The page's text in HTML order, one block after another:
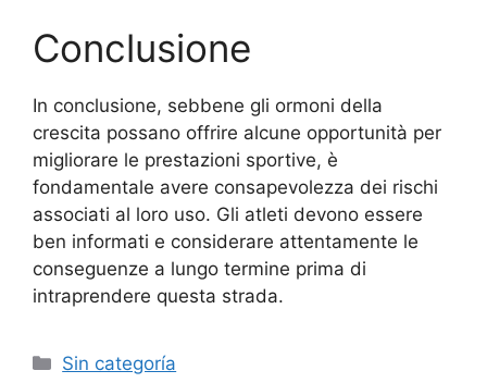
Conclusione
In conclusione, sebbene gli ormoni della
crescita possano offrire alcune opportunità per
migliorare le prestazioni sportive, è
fondamentale avere consapevolezza dei rischi
associati al loro uso. Gli atleti devono essere
ben informati e considerare attentamente le
conseguenze a lungo termine prima di
intraprendere questa strada.
Sin categoría